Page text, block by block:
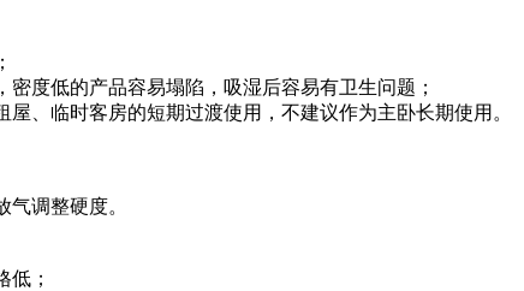
密度低的产品容易塌陷，吸湿后容易有卫生问题；
屋、临时客房的短期过渡使用，不建议作为主卧长期使用。
气调整硬度。
低；